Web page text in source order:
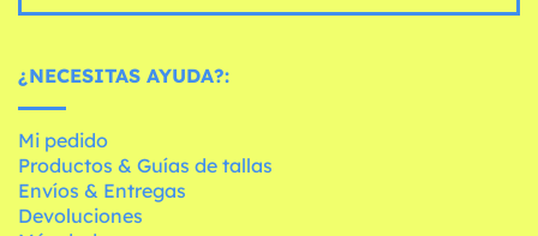
¿NECESITAS AYUDA?:
Mi pedido
Productos & Guías de tallas
Envíos & Entregas
Devoluciones